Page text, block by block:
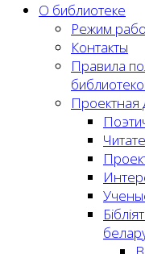
О библиотеке
Режим
Контакты
Правила
Проектная